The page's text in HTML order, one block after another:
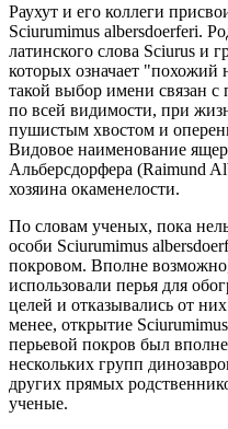
Раухут и его коллеги
Sciurumimus albersdoerferi.
латинского слова Sciurus и
которых означает "похожий
такой выбор имени связан
по всей видимости, при
пушистым хвостом и
Видовое наименование
Альберсдорфера (Raimund
хозяина окаменелости.
По словам ученых, пока
особи Sciurumimus
покровом. Вполне
использовали перья для
целей и отказывались от
менее, открытие
перьевой покров был
нескольких групп
других прямых
ученые.